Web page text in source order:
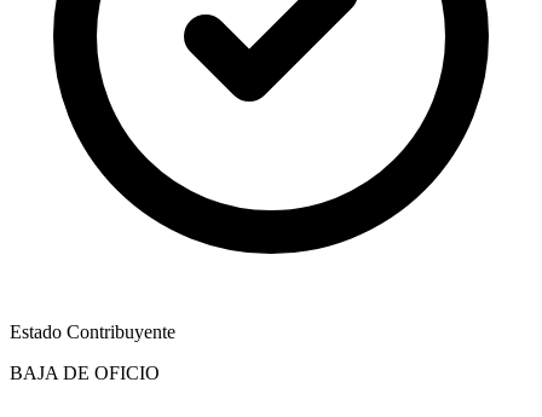
Estado Contribuyente
BAJA DE OFICIO